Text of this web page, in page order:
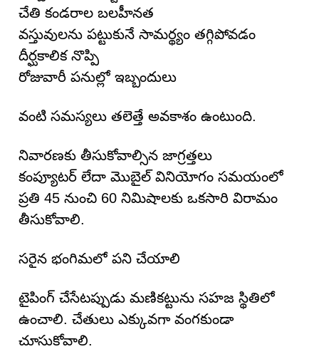
చేతి కండరాల బలహీనత
వస్తువులను పట్టుకునే సామర్థ్యం తగ్గిపోవడం
దీర్ఘకాలిక నొప్పి
రోజువారీ పనుల్లో ఇబ్బందులు
వంటి సమస్యలు తలెత్తే అవకాశం ఉంటుంది.
నివారణకు తీసుకోవాల్సిన జాగ్రత్తలు
కంప్యూటర్ లేదా మొబైల్ వినియోగం సమయంలో
ప్రతి 45 నుంచి 60 నిమిషాలకు ఒకసారి విరామం
తీసుకోవాలి.
సరైన భంగిమలో పని చేయాలి
టైపింగ్ చేసేటప్పుడు మణికట్టును సహజ స్థితిలో
ఉంచాలి. చేతులు ఎక్కువగా వంగకుండా
చూసుకోవాలి.